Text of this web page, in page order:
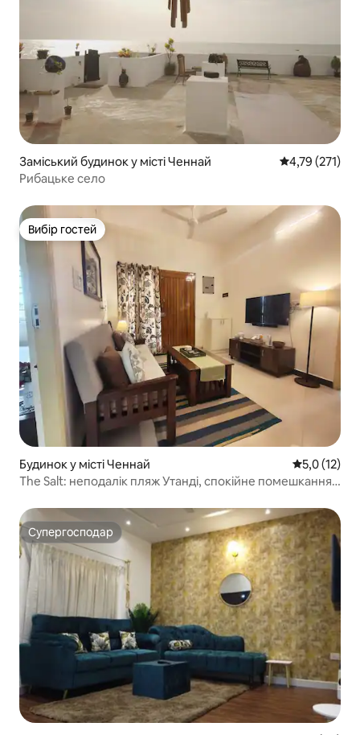
Заміський будинок у місті Ченнай Середня
4,79 (271)
Рибацьке село
Вибір гостей
Вибір гостей
Будинок у місті Ченнай Середня
5,0 (12)
The Salt: неподалік пляж Утанді, спокійне помешкання
Супергосподар
Супергосподар